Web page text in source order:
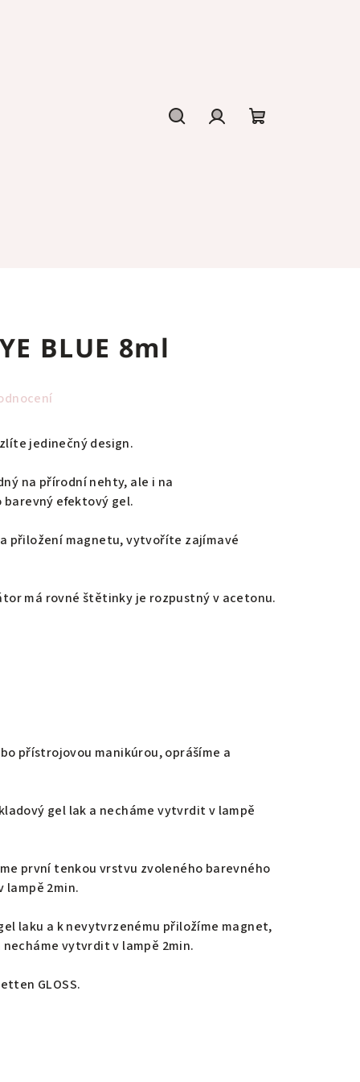
BLUE 8ml
jedinečný design.
na přírodní nehty, ale i na
efektový gel.
přiložení magnetu, vytvoříte zajímavé
má rovné štětinky je rozpustný v acetonu.
přístrojovou manikúrou, oprášíme a
gel lak a necháme vytvrdit v lampě
první tenkou vrstvu zvoleného barevného
lampě 2min.
laku a k nevytvrzenému přiložíme magnet,
vytvrdit v lampě 2min.
GLOSS.